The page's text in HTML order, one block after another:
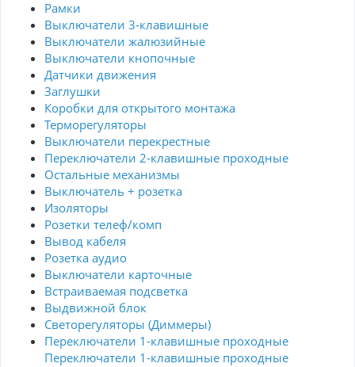
Рамки
Выключатели 3-клавишные
Выключатели жалюзийные
Выключатели кнопочные
Датчики движения
Заглушки
Коробки для открытого монтажа
Терморегуляторы
Выключатели перекрестные
Переключатели 2-клавишные проходные
Остальные механизмы
Выключатель + розетка
Изоляторы
Розетки телеф/комп
Вывод кабеля
Розетка аудио
Выключатели карточные
Встраиваемая подсветка
Выдвижной блок
Светорегуляторы (Диммеры)
Переключатели 1-клавишные проходные
Переключатели 1-клавишные проходные